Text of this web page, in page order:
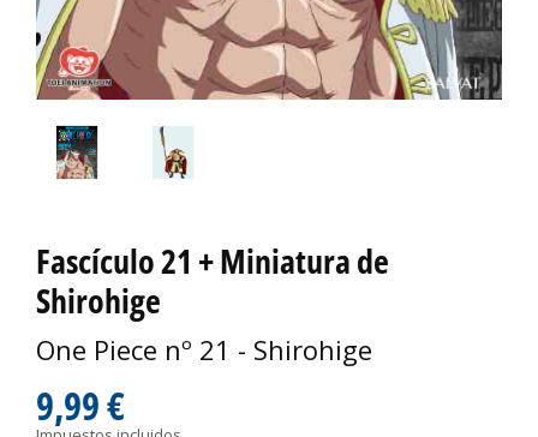
Fascículo 21 + Miniatura de
Shirohige
One Piece nº 21 - Shirohige
9,99 €